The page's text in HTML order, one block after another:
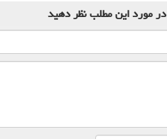
در مورد این مطلبنظر دهید